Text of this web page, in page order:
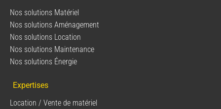
Nos solutions Matériel
Nos solutions Aménagement
Nos solutions Location
Nos solutions Maintenance
Nos solutions Énergie
Expertises
Location / Vente de matériel